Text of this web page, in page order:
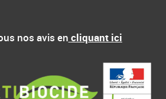
nos avis en cliquant ici